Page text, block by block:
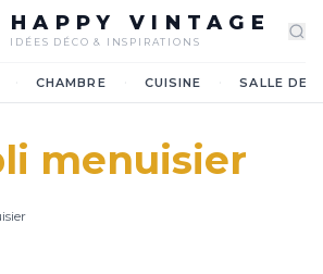
HAPPY VINTAGE
IDÉES DÉCO & INSPIRATIONS
CHAMBRE CUISINE SALLE DE
menuisier